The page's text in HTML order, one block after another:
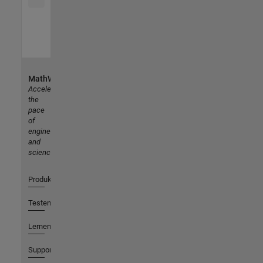
MathWorks
Accelerating
the
pace
of
engineering
and
science
Produkte
Testen oder Kaufen
Lernen
Support